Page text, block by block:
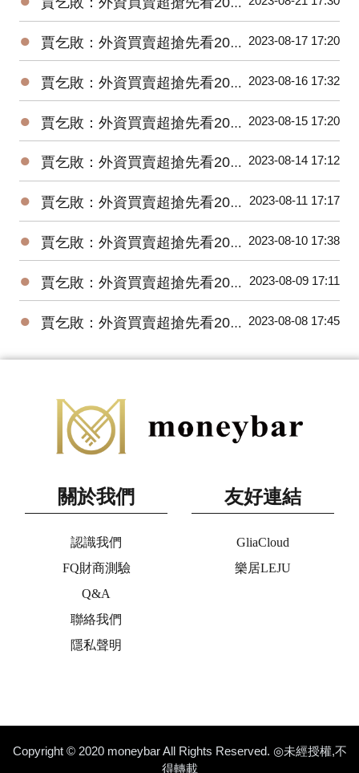
● 賈乞敗：外資買賣超搶先看20230817 2023-08-17 17:20
● 賈乞敗：外資買賣超搶先看20230816 2023-08-16 17:32
● 賈乞敗：外資買賣超搶先看20230815 2023-08-15 17:20
● 賈乞敗：外資買賣超搶先看20230814 2023-08-14 17:12
● 賈乞敗：外資買賣超搶先看20230811 2023-08-11 17:17
● 賈乞敗：外資買賣超搶先看20230810 2023-08-10 17:38
● 賈乞敗：外資買賣超搶先看20230809 2023-08-09 17:11
● 賈乞敗：外資買賣超搶先看20230808 2023-08-08 17:45
關於我們
認識我們
FQ財商測驗
Q&A
聯絡我們
隱私聲明
友好連結
GliaCloud
樂居LEJU
Copyright © 2020 moneybar All Rights Reserved. ◎未經授權,不
得轉載